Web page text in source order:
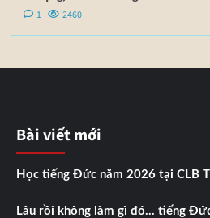
1 2460
Bài viết mới
Học tiếng Đức năm 2026 tại CLB
Lâu rồi không làm gì đó… tiếng